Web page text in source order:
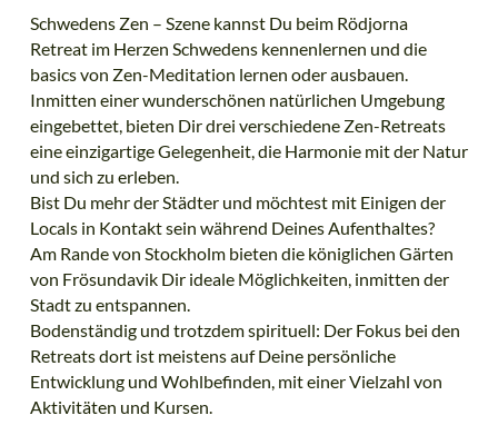
Schwedens Zen – Szene kannst Du beim Rödjorna
Retreat im Herzen Schwedens kennenlernen und die
basics von Zen-Meditation lernen oder ausbauen.
Inmitten einer wunderschönen natürlichen Umgebung
eingebettet, bieten Dir drei verschiedene Zen-Retreats
eine einzigartige Gelegenheit, die Harmonie mit der Natur
und sich zu erleben.
Bist Du mehr der Städter und möchtest mit Einigen der
Locals in Kontakt sein während Deines Aufenthaltes?
Am Rande von Stockholm bieten die königlichen Gärten
von Frösundavik Dir ideale Möglichkeiten, inmitten der
Stadt zu entspannen.
Bodenständig und trotzdem spirituell: Der Fokus bei den
Retreats dort ist meistens auf Deine persönliche
Entwicklung und Wohlbefinden, mit einer Vielzahl von
Aktivitäten und Kursen.